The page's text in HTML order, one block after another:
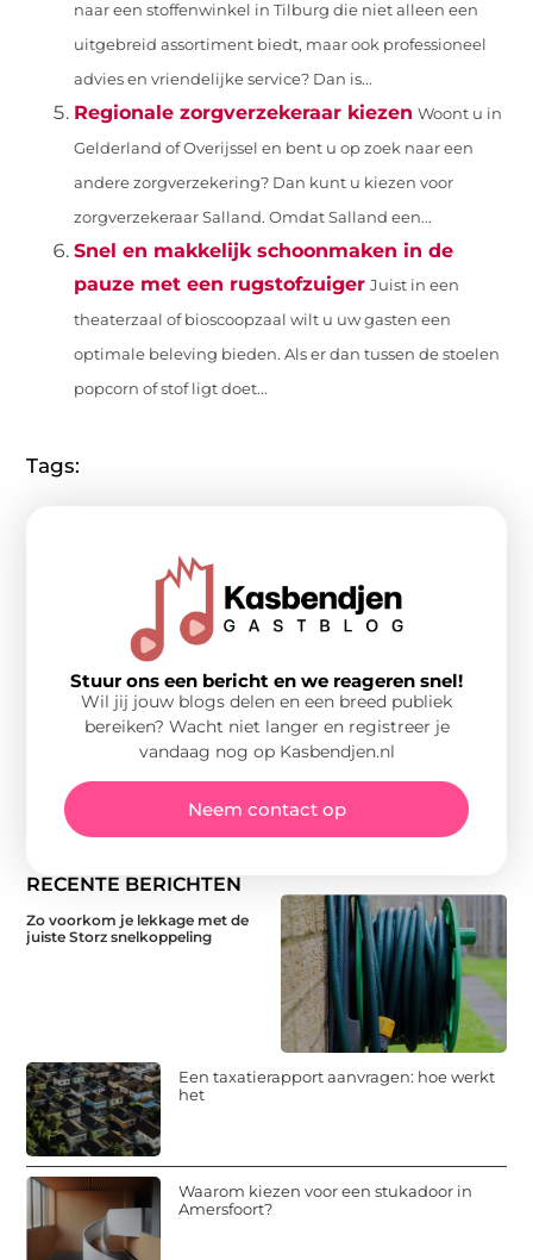
naar een stoffenwinkel in Tilburg die niet alleen een
uitgebreid assortiment biedt, maar ook professioneel
advies en vriendelijke service? Dan is...
Regionale zorgverzekeraar kiezen Woont u in
Gelderland of Overijssel en bent u op zoek naar een
andere zorgverzekering? Dan kunt u kiezen voor
zorgverzekeraar Salland. Omdat Salland een...
Snel en makkelijk schoonmaken in de
pauze met een rugstofzuiger Juist in een
theaterzaal of bioscoopzaal wilt u uw gasten een
optimale beleving bieden. Als er dan tussen de stoelen
popcorn of stof ligt doet...
Tags:
RECENTE BERICHTEN
Zo voorkom je lekkage met de
juiste Storz snelkoppeling
Een taxatierapport aanvragen: hoe werkt
het
Waarom kiezen voor een stukadoor in
Amersfoort?
Stuur ons een bericht en we reageren snel!
Wil jij jouw blogs delen en een breed publiek
bereiken? Wacht niet langer en registreer je
vandaag nog op Kasbendjen.nl
Neem contact op